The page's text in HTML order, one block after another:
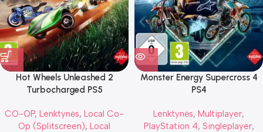
Hot Wheels Unleashed 2
Turbocharged PS5
CO-OP, Lenktynės, Local Co-
Op (Splitscreen), Local
Monster Energy Supercross 4
PS4
Lenktynės, Multiplayer,
PlayStation 4, Singleplayer,